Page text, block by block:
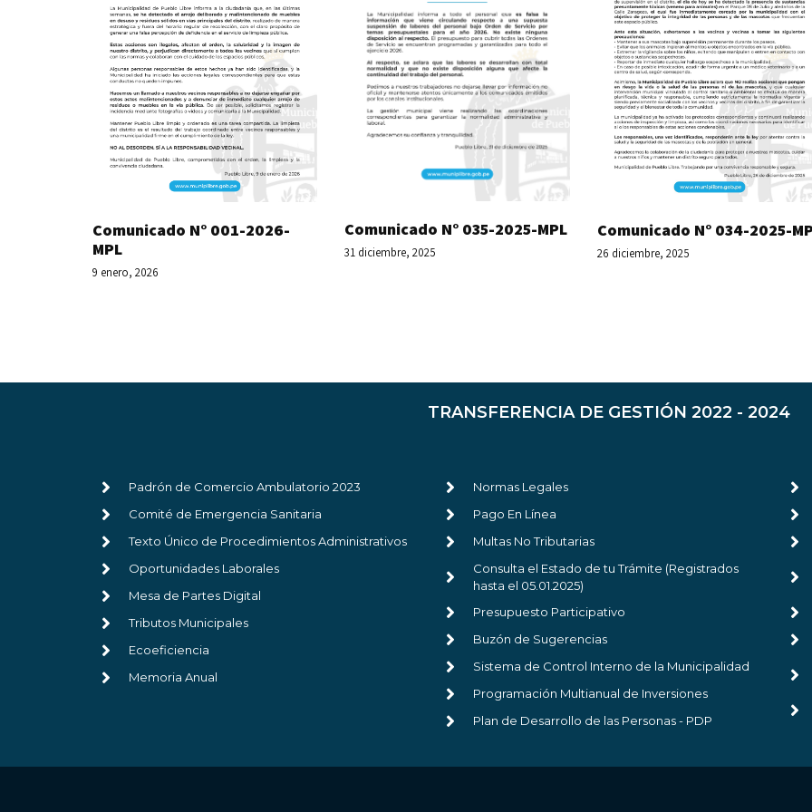
Comunicado N° 001-2026-
MPL
9 enero, 2026
Comunicado N° 035-2025-MPL
31 diciembre, 2025
Comunicado N° 034-2025-
26 diciembre, 2025
TRANSFERENCIA DE GESTIÓN 2022 - 2024
Padrón de Comercio Ambulatorio 2023
Comité de Emergencia Sanitaria
Texto Único de Procedimientos Administrativos
Oportunidades Laborales
Mesa de Partes Digital
Tributos Municipales
Ecoeficiencia
Memoria Anual
Normas Legales
Pago En Línea
Multas No Tributarias
Consulta el Estado de tu Trámite (Registrados
hasta el 05.01.2025)
Presupuesto Participativo
Buzón de Sugerencias
Sistema de Control Interno de la Municipalidad
Programación Multianual de Inversiones
Plan de Desarrollo de las Personas - PDP